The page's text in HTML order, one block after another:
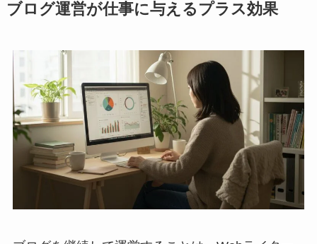
ブログ運営が仕事に与えるプラス効果